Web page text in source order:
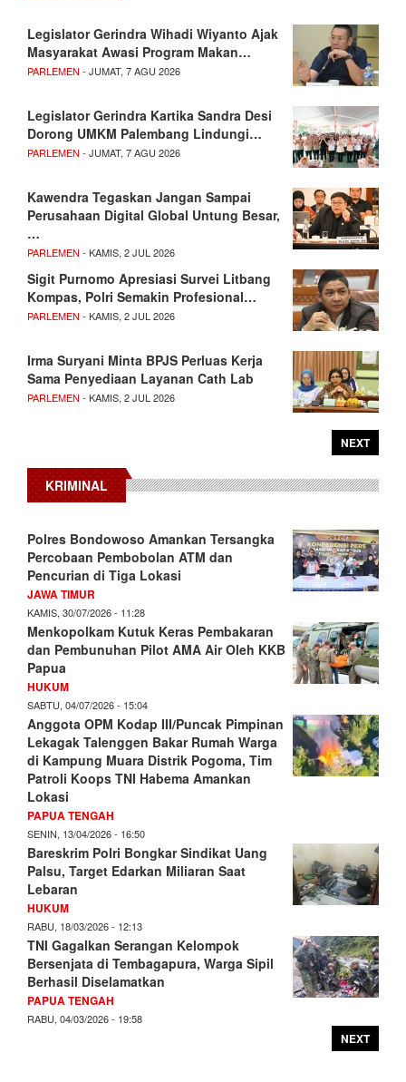
Legislator Gerindra Wihadi Wiyanto Ajak
Masyarakat Awasi Program Makan…
PARLEMEN - JUMAT, 7 AGU 2026
Legislator Gerindra Kartika Sandra Desi
Dorong UMKM Palembang Lindungi…
PARLEMEN - JUMAT, 7 AGU 2026
Kawendra Tegaskan Jangan Sampai
Perusahaan Digital Global Untung Besar,
…
PARLEMEN - KAMIS, 2 JUL 2026
Sigit Purnomo Apresiasi Survei Litbang
Kompas, Polri Semakin Profesional…
PARLEMEN - KAMIS, 2 JUL 2026
Irma Suryani Minta BPJS Perluas Kerja
Sama Penyediaan Layanan Cath Lab
PARLEMEN - KAMIS, 2 JUL 2026
NEXT
KRIMINAL
Polres Bondowoso Amankan Tersangka
Percobaan Pembobolan ATM dan
Pencurian di Tiga Lokasi
JAWA TIMUR
KAMIS, 30/07/2026 - 11:28
Menkopolkam Kutuk Keras Pembakaran
dan Pembunuhan Pilot AMA Air Oleh KKB
Papua
HUKUM
SABTU, 04/07/2026 - 15:04
Anggota OPM Kodap III/Puncak Pimpinan
Lekagak Talenggen Bakar Rumah Warga
di Kampung Muara Distrik Pogoma, Tim
Patroli Koops TNI Habema Amankan
Lokasi
PAPUA TENGAH
SENIN, 13/04/2026 - 16:50
Bareskrim Polri Bongkar Sindikat Uang
Palsu, Target Edarkan Miliaran Saat
Lebaran
HUKUM
RABU, 18/03/2026 - 12:13
TNI Gagalkan Serangan Kelompok
Bersenjata di Tembagapura, Warga Sipil
Berhasil Diselamatkan
PAPUA TENGAH
RABU, 04/03/2026 - 19:58
NEXT